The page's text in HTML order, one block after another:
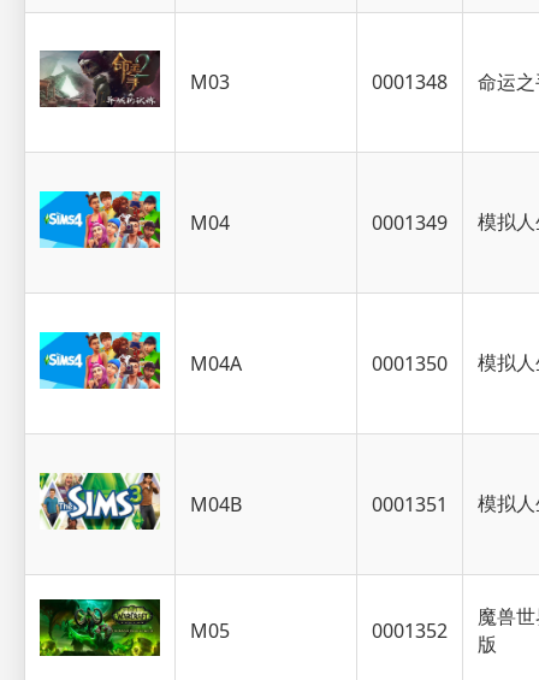
M03 0001348 命运
M04 0001349 模拟
M04A 0001350 模拟
M04B 0001351 模拟
M05 0001352
魔兽
版